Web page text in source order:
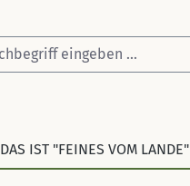
DAS IST "FEINES VOM LANDE"